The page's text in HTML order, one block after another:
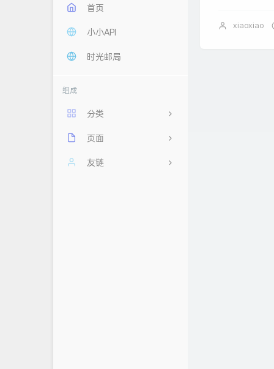
首页
小小API
时光邮局
组成
分类
11
2
页面
每日60秒，阅读天下事
友链
xiaoxiao